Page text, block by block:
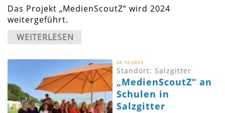
Das Projekt „MedienScoutZ“ wird 2024
weitergeführt.
WEITERLESEN
20.12.2023
Standort: Salzgitter
„MedienScoutZ“ an
Schulen in
Salzgitter